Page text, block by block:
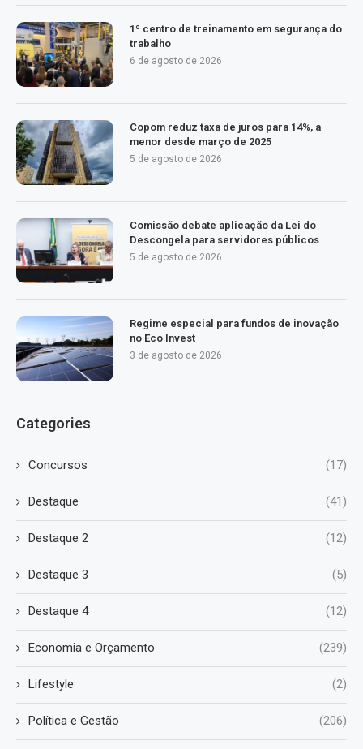
1º centro de treinamento em segurança do
trabalho
6 de agosto de 2026
Copom reduz taxa de juros para 14%, a
menor desde março de 2025
5 de agosto de 2026
Comissão debate aplicação da Lei do
Descongela para servidores públicos
5 de agosto de 2026
Regime especial para fundos de inovação
no Eco Invest
3 de agosto de 2026
Categories
Concursos (17)
Destaque (41)
Destaque 2 (12)
Destaque 3 (5)
Destaque 4 (12)
Economia e Orçamento (239)
Lifestyle (2)
Política e Gestão (206)